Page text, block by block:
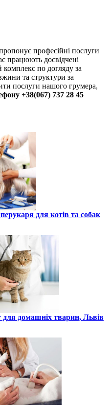
професійні послуги
працюють досвідчені
по догляду за
та структури за
послуги нашого грумера,
+38(067) 737 28 45
для котів та собак
для домашніх тварин, Львів